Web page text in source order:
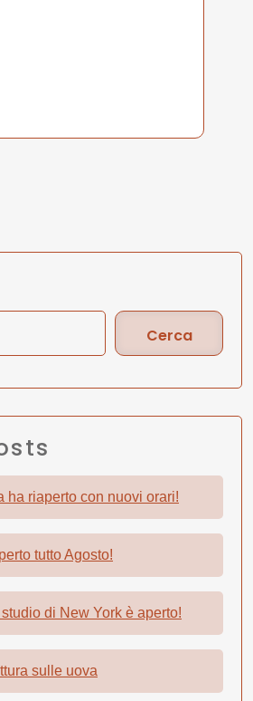
Cerca
ha riaperto con nuovi orari!
tutto Agosto!
di New York è aperto!
sulle uova